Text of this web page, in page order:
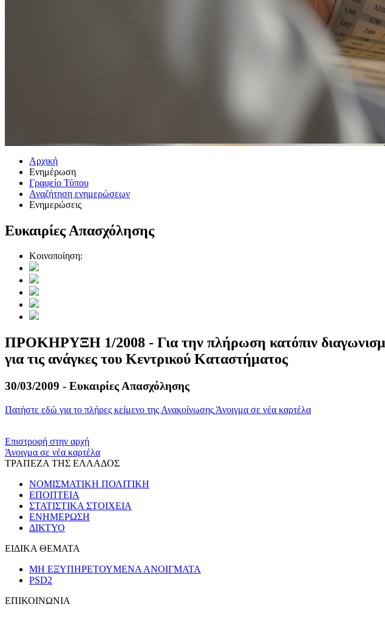
Αρχική
Ενημέρωση
Γραφείο Τύπου
Αναζήτηση ενημερώσεων
Ενημερώσεις
Ευκαιρίες Απασχόλησης
Κοινοποίηση:
ΠΡΟΚΗΡΥΞΗ 1/2008 - Για την πλήρωση κατόπιν
για τις ανάγκες του Κεντρικού Καταστήματος
30/03/2009 - Ευκαιρίες Απασχόλησης
Πατήστε εδώ για το πλήρες κείμενο της Ανακοίνωσης Άνοιγμα σε νέα καρτέλα
Επιστροφή στην αρχή
Άνοιγμα σε νέα καρτέλα
ΤΡΑΠΕΖΑ ΤΗΣ ΕΛΛΑΔΟΣ
ΝΟΜΙΣΜΑΤΙΚΗ ΠΟΛΙΤΙΚΗ
ΕΠΟΠΤΕΙΑ
ΣΤΑΤΙΣΤΙΚΑ ΣΤΟΙΧΕΙΑ
ΕΝΗΜΕΡΩΣΗ
ΔΙΚΤΥΟ
ΕΙΔΙΚΑ ΘΕΜΑΤΑ
ΜΗ ΕΞΥΠΗΡΕΤΟΥΜΕΝΑ ΑΝΟΙΓΜΑΤΑ
PSD2
ΕΠΙΚΟΙΝΩΝΙΑ